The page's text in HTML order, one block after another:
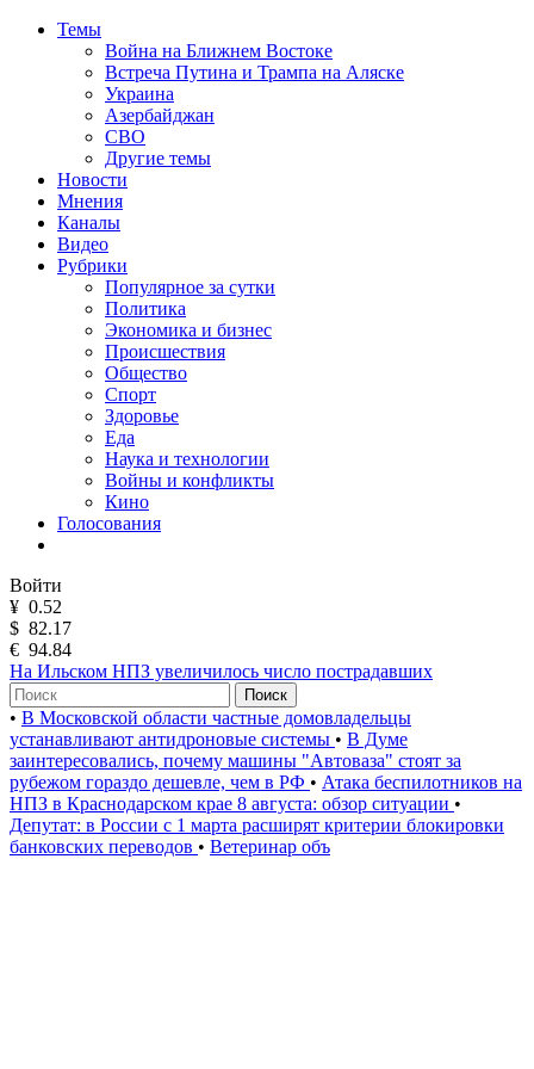
Темы
Война на Ближнем Востоке
Встреча Путина и Трампа на Аляске
Украина
Азербайджан
СВО
Другие темы
Новости
Мнения
Каналы
Видео
Рубрики
Популярное за сутки
Политика
Экономика и бизнес
Происшествия
Общество
Спорт
Здоровье
Еда
Наука и технологии
Войны и конфликты
Кино
Голосования
Войти
¥ 0.52
$ 82.17
€ 94.84
На Ильском НПЗ увеличилось число пострадавших
Поиск
• В Московской области частные домовладельцы
устанавливают антидроновые системы • В Думе
заинтересовались, почему машины "Автоваза" стоят за
рубежом гораздо дешевле, чем в РФ • Атака беспилотников на
НПЗ в Краснодарском крае 8 августа: обзор ситуации •
Депутат: в России с 1 марта расширят критерии блокировки
банковских переводов • Ветеринар объ